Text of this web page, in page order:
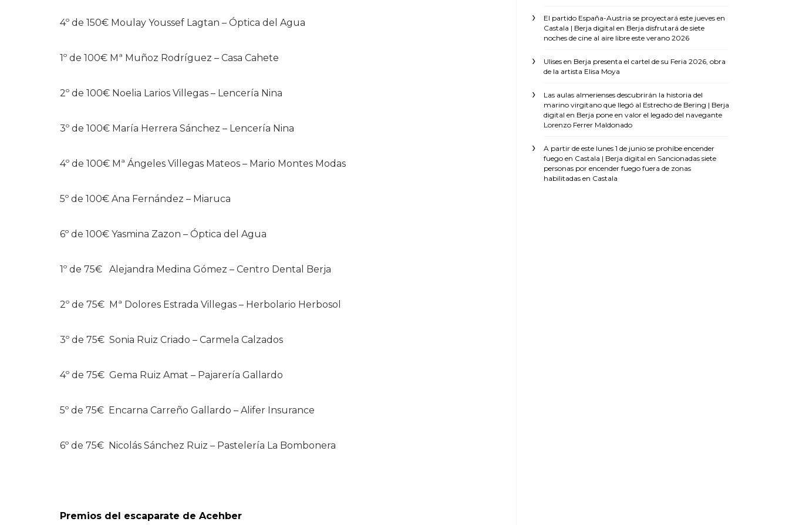
4º de 150€ Moulay Youssef Lagtan – Óptica del Agua
1º de 100€ Mª Muñoz Rodríguez – Casa Cahete
2º de 100€ Noelia Larios Villegas – Lencería Nina
3º de 100€ María Herrera Sánchez – Lencería Nina
4º de 100€ Mª Ángeles Villegas Mateos – Mario Montes Modas
5º de 100€ Ana Fernández – Miaruca
6º de 100€ Yasmina Zazon – Óptica del Agua
1º de 75€ Alejandra Medina Gómez – Centro Dental Berja
2º de 75€ Mª Dolores Estrada Villegas – Herbolario Herbosol
3º de 75€ Sonia Ruiz Criado – Carmela Calzados
4º de 75€ Gema Ruiz Amat – Pajarería Gallardo
5º de 75€ Encarna Carreño Gallardo – Alifer Insurance
6º de 75€ Nicolás Sánchez Ruiz – Pastelería La Bombonera
Premios del escaparate de Acehber
El partido España-Austria se proyectará este jueves en
Castala | Berja digital en Berja disfrutará de siete
noches de cine al aire libre este verano 2026
Ulises en Berja presenta el cartel de su Feria 2026, obra
de la artista Elisa Moya
Las aulas almerienses descubrirán la historia del
marino virgitano que llegó al Estrecho de Bering | Berja
digital en Berja pone en valor el legado del navegante
Lorenzo Ferrer Maldonado
A partir de este lunes 1 de junio se prohíbe encender
fuego en Castala | Berja digital en Sancionadas siete
personas por encender fuego fuera de zonas
habilitadas en Castala